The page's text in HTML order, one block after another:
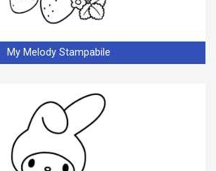
My Melody Stampabile